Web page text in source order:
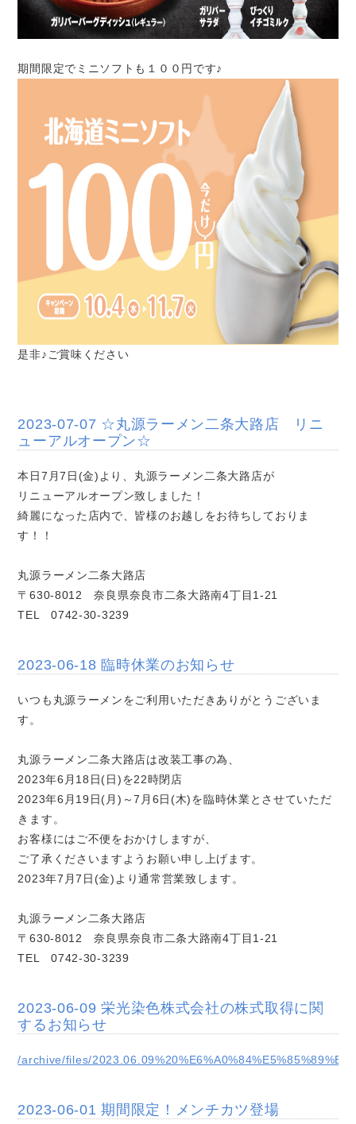
期間限定でミニソフトも１００円です♪
是非♪ご賞味ください
2023-07-07 ☆丸源ラーメン二条大路店 リニ
ューアルオープン☆
本日7月7日(金)より、丸源ラーメン二条大路店が
リニューアルオープン致しました！
綺麗になった店内で、皆様のお越しをお待ちしておりま
す！！
丸源ラーメン二条大路店
〒630-8012 奈良県奈良市二条大路南4丁目1-21
TEL 0742-30-3239
2023-06-18 臨時休業のお知らせ
いつも丸源ラーメンをご利用いただきありがとうございま
す。
丸源ラーメン二条大路店は改装工事の為、
2023年6月18日(日)を22時閉店
2023年6月19日(月)～7月6日(木)を臨時休業とさせていただ
きます。
お客様にはご不便をおかけしますが、
ご了承くださいますようお願い申し上げます。
2023年7月7日(金)より通常営業致します。
丸源ラーメン二条大路店
〒630-8012 奈良県奈良市二条大路南4丁目1-21
TEL 0742-30-3239
2023-06-09 栄光染色株式会社の株式取得に関
するお知らせ
/archive/files/
2023-06-01 期間限定！メンチカツ登場